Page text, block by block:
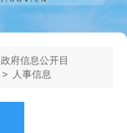
政府信息公开目
> 人事信息